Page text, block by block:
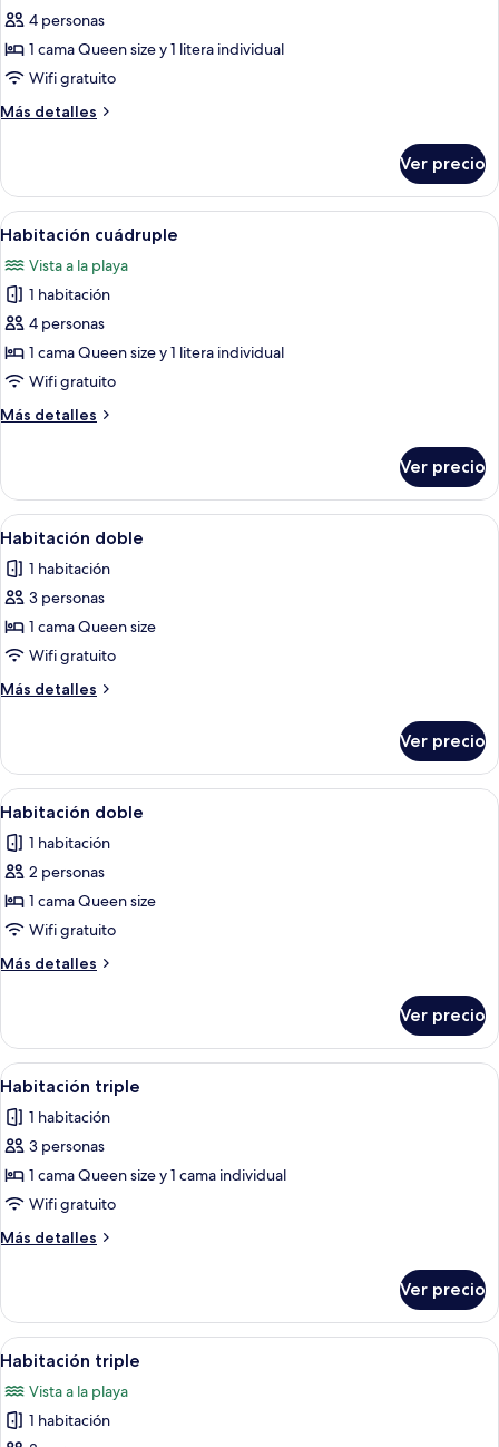
de
Habitación
cuádruple
4 personas
1 cama Queen size y 1 litera individual
Wifi gratuito
Más detalles
Más
cuádruple
Ver precio
Abrir
todas
las
fotos
de
Habitación
cuádruple
Una habitación con literas, una
8
Habitación cuádruple
Vista a la playa
1 habitación
4 personas
1 cama Queen size y 1 litera individual
Wifi gratuito
Más detalles
Más
cuádruple
Ver precio
Abrir
todas
las
fotos
de
Habitación
doble
Un dormitorio con cama, televisión,
4
Habitación doble
1 habitación
3 personas
1 cama Queen size
Wifi gratuito
Más detalles
Más
doble
Ver precio
Abrir
todas
las
fotos
de
Habitación
doble
Un dormitorio con cama, aire
6
Habitación doble
1 habitación
2 personas
1 cama Queen size
Wifi gratuito
Más detalles
Más
doble
Ver precio
Abrir
todas
las
fotos
de
Habitación
triple
Un dormitorio con dos camas, un
8
Habitación triple
1 habitación
3 personas
1 cama Queen size y 1 cama individual
Wifi gratuito
Más detalles
Más
triple
Ver precio
Abrir
todas
las
fotos
Un dormitorio con una cama
8
Habitación triple
Vista a la playa
1 habitación